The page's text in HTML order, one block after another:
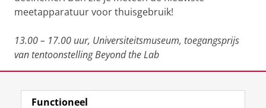
meetapparatuur voor thuisgebruik!
13.00 – 17.00 uur, Universiteitsmuseum, toegangsprijs
van tentoonstelling Beyond the Lab
Functioneel